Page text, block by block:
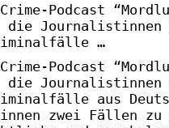
Podcast
die Journalistinnen
…
Podcast
die Journalistinnen
aus
zwei Fällen zu